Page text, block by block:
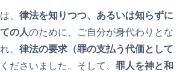
、 律法を知りつつ、あるいは知らずに
の人のために、ご自分が身代わりとな
、 律法の要求（罪の支払う代価として
くださいました。そして、 罪人を神と和